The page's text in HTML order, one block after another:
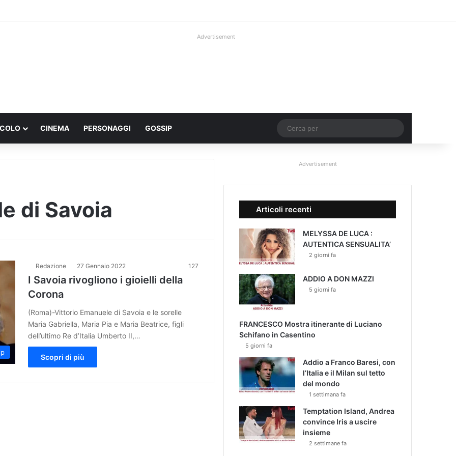
Advertisement
CINEMA PERSONAGGI GOSSIP Un articolo a caso
per
di Savoia
Redazione 27 Gennaio 2022 127
I Savoia rivogliono i gioielli della
Corona
(Roma)-Vittorio Emanuele di Savoia e le sorelle
Maria Gabriella, Maria Pia e Maria Beatrice, figli
dell’ultimo Re d’Italia Umberto II,…
Scopri di più
Advertisement
Articoli recenti
MELYSSA DE LUCA :
AUTENTICA SENSUALITA’
2 giorni fa
ADDIO A DON MAZZI
5 giorni fa
FRANCESCO Mostra itinerante di Luciano
Schifano in Casentino
5 giorni fa
Addio a Franco Baresi, con
l’Italia e il Milan sul tetto
del mondo
1 settimana fa
Temptation Island, Andrea
convince Iris a uscire
insieme
2 settimane fa